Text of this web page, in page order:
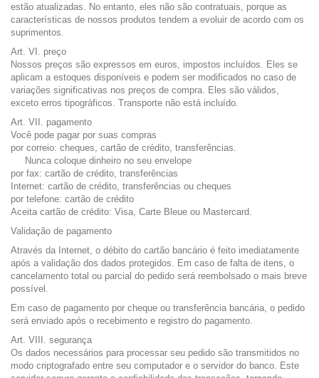
estão atualizadas. No entanto, eles não são contratuais, porque as
características de nossos produtos tendem a evoluir de acordo com os
suprimentos.
Art. VI. preço
Nossos preços são expressos em euros, impostos incluídos. Eles se
aplicam a estoques disponíveis e podem ser modificados no caso de
variações significativas nos preços de compra. Eles são válidos,
exceto erros tipográficos. Transporte não está incluído.
Art. VII. pagamento
Você pode pagar por suas compras
por correio: cheques, cartão de crédito, transferências.
Nunca coloque dinheiro no seu envelope
por fax: cartão de crédito, transferências
Internet: cartão de crédito, transferências ou cheques
por telefone: cartão de crédito
Aceita cartão de crédito: Visa, Carte Bleue ou Mastercard.
Validação de pagamento
Através da Internet, o débito do cartão bancário é feito imediatamente
após a validação dos dados protegidos. Em caso de falta de itens, o
cancelamento total ou parcial do pedido será reembolsado o mais breve
possível.
Em caso de pagamento por cheque ou transferência bancária, o pedido
será enviado após o recebimento e registro do pagamento.
Art. VIII. segurança
Os dados necessários para processar seu pedido são transmitidos no
modo criptografado entre seu computador e o servidor do banco. Este